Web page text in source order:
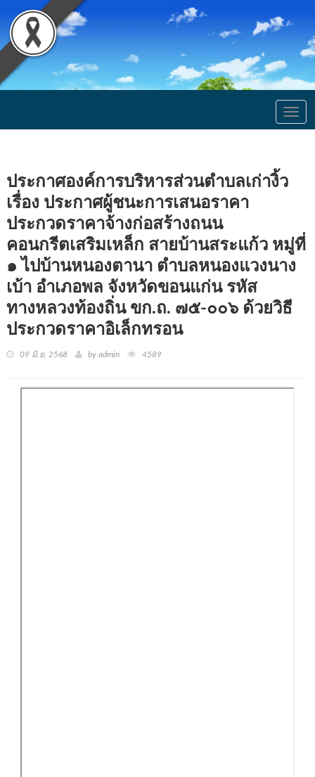
ประกาศองค์การบริหารส่วนตำบลเก่างิ้ว
เรื่อง ประกาศผู้ชนะการเสนอราคา
ประกวดราคาจ้างก่อสร้างถนน
คอนกรีตเสริมเหล็ก สายบ้านสระแก้ว หมู่ที่
๑ ไปบ้านหนองตานา ตำบลหนองแวงนาง
เบ้า อำเภอพล จังหวัดขอนแก่น รหัส
ทางหลวงท้องถิ่น ขก.ถ. ๗๕-๐๐๖ ด้วยวิธี
ประกวดราคาอิเล็กทรอน
09 มิ.ย. 2568 by admin 4589